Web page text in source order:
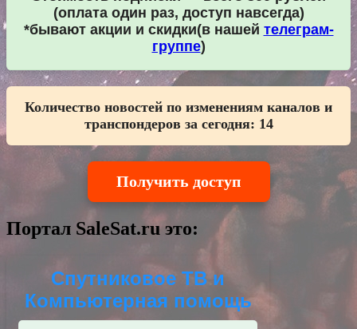
(оплата один раз, доступ навсегда)
*бывают акции и скидки(в нашей телеграм-
группе)
Количество новостей по изменениям каналов и
транспондеров за сегодня: 14
Получить доступ
Портал SaleSat.ru это:
Спутниковое ТВ и
Компьютерная помощь